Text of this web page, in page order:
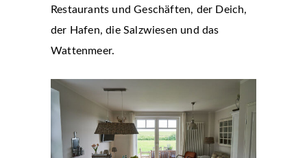
Restaurants und Geschäften, der Deich,
der Hafen, die Salzwiesen und das
Wattenmeer.